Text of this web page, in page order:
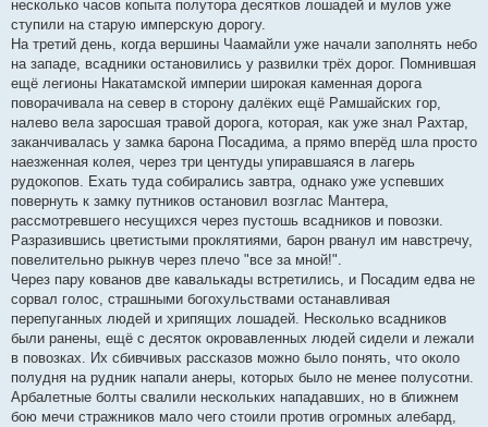
несколько часов копыта полутора десятков лошадей и мулов уже
ступили на старую имперскую дорогу.
На третий день, когда вершины Чаамайли уже начали заполнять небо
на западе, всадники остановились у развилки трёх дорог. Помнившая
ещё легионы Накатамской империи широкая каменная дорога
поворачивала на север в сторону далёких ещё Рамшайских гор,
налево вела заросшая травой дорога, которая, как уже знал Рахтар,
заканчивалась у замка барона Посадима, а прямо вперёд шла просто
наезженная колея, через три центуды упиравшаяся в лагерь
рудокопов. Ехать туда собирались завтра, однако уже успевших
повернуть к замку путников остановил возглас Мантера,
рассмотревшего несущихся через пустошь всадников и повозки.
Разразившись цветистыми проклятиями, барон рванул им навстречу,
повелительно рыкнув через плечо "все за мной!".
Через пару кованов две кавалькады встретились, и Посадим едва не
сорвал голос, страшными богохульствами останавливая
перепуганных людей и хрипящих лошадей. Несколько всадников
были ранены, ещё с десяток окровавленных людей сидели и лежали
в повозках. Их сбивчивых рассказов можно было понять, что около
полудня на рудник напали анеры, которых было не менее полусотни.
Арбалетные болты свалили нескольких нападавших, но в ближнем
бою мечи стражников мало чего стоили против огромных алебард,